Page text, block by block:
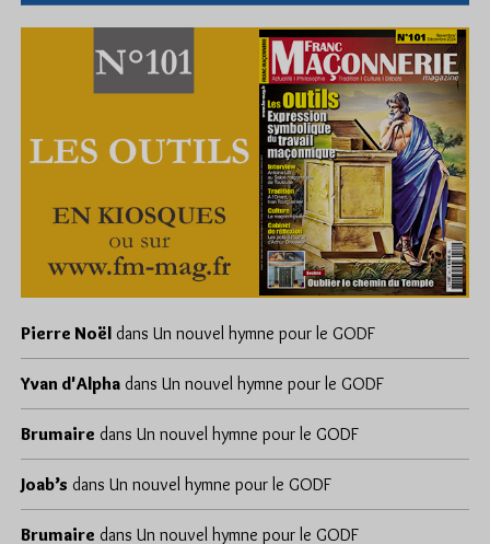
Pierre Noël dans Un nouvel hymne pour le GODF
Yvan d'Alpha dans Un nouvel hymne pour le GODF
Brumaire dans Un nouvel hymne pour le GODF
Joab’s dans Un nouvel hymne pour le GODF
Brumaire dans Un nouvel hymne pour le GODF